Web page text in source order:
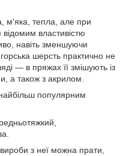
м'яка, тепла, але при
властивістю
навіть зменшуючи
шерсть практично не
— в пряжах її змішують із
а також з акрилом.
популярним
з неї можна прати,